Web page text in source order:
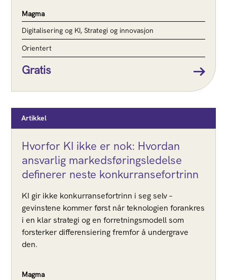
Magma
Digitalisering og KI, Strategi og innovasjon
Orientert
Gratis
Artikkel
Hvorfor KI ikke er nok: Hvordan
ansvarlig markedsføringsledelse
definerer neste konkurransefortrinn
KI gir ikke konkurransefortrinn i seg selv –
gevinstene kommer først når teknologien forankres
i en klar strategi og en forretningsmodell som
forsterker differensiering fremfor å undergrave
den.
Magma